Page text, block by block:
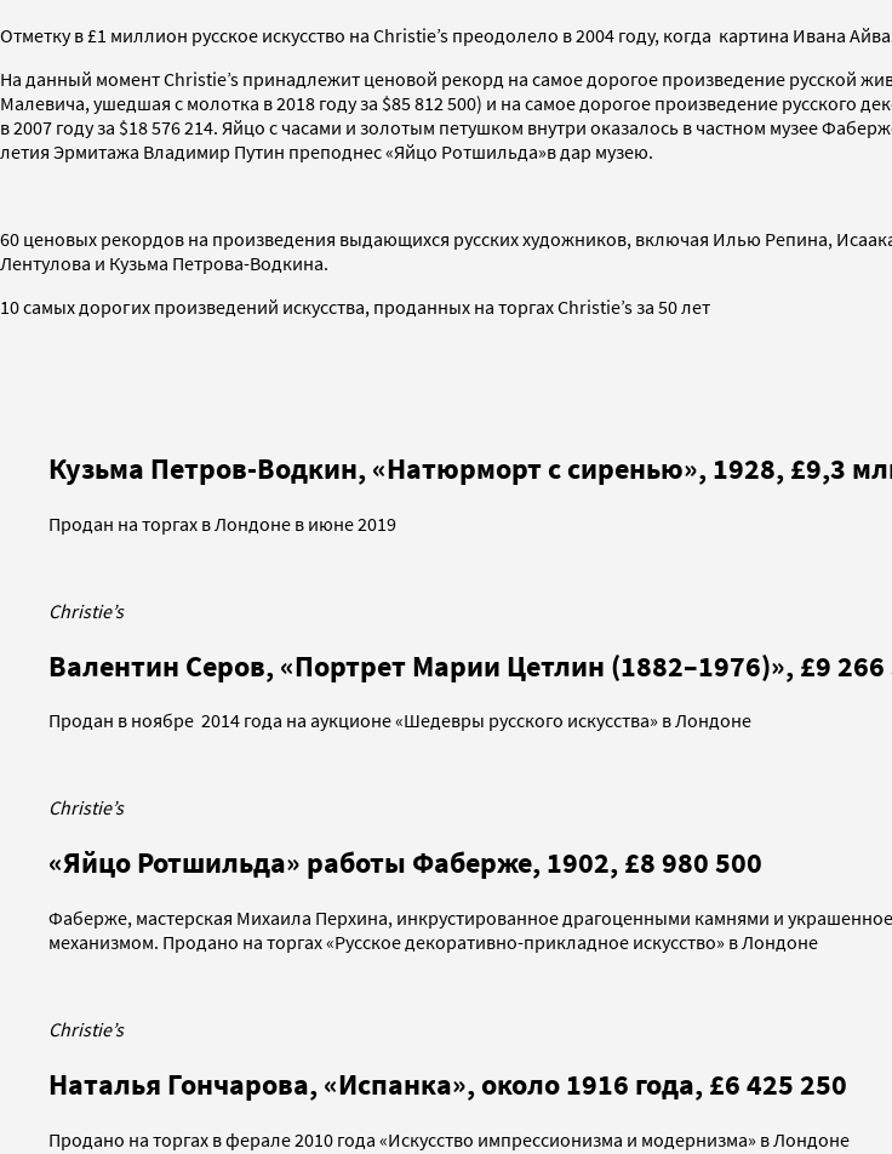
Отметку в £1 миллион русское искусство на Christie’s преодолело в 2004 году, когда картина Ивана
На данный момент Christie’s принадлежит ценовой рекорд на самое дорогое произведение русской
Малевича, ушедшая с молотка в 2018 году за $85 812 500) и на самое дорогое произведение
в 2007 году за $18 576 214. Яйцо с часами и золотым петушком внутри оказалось в частном музее
летия Эрмитажа Владимир Путин преподнес «Яйцо Ротшильда»в дар музею.
60 ценовых рекордов на произведения выдающихся русских художников, включая Илью Репина,
Лентулова и Кузьма Петрова-Водкина.
10 самых дорогих произведений искусства, проданных на торгах Christie’s за 50 лет
Кузьма Петров-Водкин, «Натюрморт с сиренью», 1928, £9,3
Продан на торгах в Лондоне в июне 2019
Christie’s
Валентин Серов, «Портрет Марии Цетлин (1882–1976)», £9 266
Продан в ноябре 2014 года на аукционе «Шедевры русского искусства» в Лондоне
Christie’s
«Яйцо Ротшильда» работы Фаберже, 1902, £8 980 500
Фаберже, мастерская Михаила Перхина, инкрустированное драгоценными камнями и
механизмом. Продано на торгах «Русское декоративно-прикладное искусство» в Лондоне
Christie’s
Наталья Гончарова, «Испанка», около 1916 года, £6 425 250
Продано на торгах в ферале 2010 года «Искусство импрессионизма и модернизма» в Лондоне